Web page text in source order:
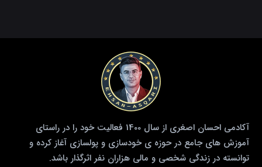
آکادمی احسان اصغری از سال 1400 فعالیت خود را در راستای
آموزش های جامع در حوزه ی خودسازی و پولسازی آغاز کرده و
توانسته در زندگی شخصی و مالی هزاران نفر اثرگذار باشد.